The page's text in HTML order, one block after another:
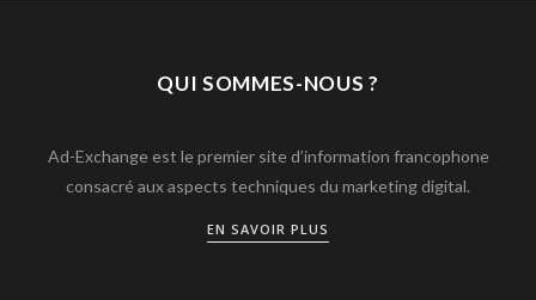
QUI SOMMES-NOUS ?
Ad-Exchange est le premier site d’information francophone
consacré aux aspects techniques du marketing digital.
EN SAVOIR PLUS